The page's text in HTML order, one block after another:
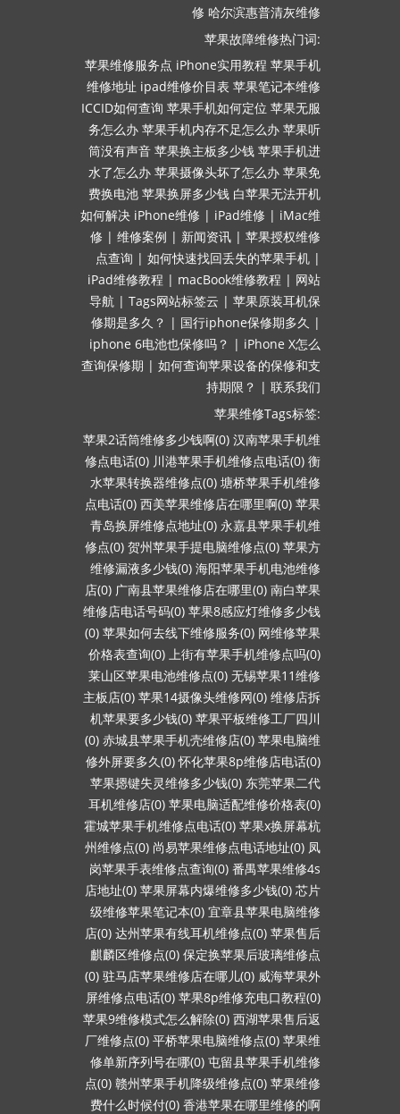
修 哈尔滨惠普清灰维修
苹果故障维修热门词:
苹果维修服务点 iPhone实用教程 苹果手机
维修地址 ipad维修价目表 苹果笔记本维修
ICCID如何查询 苹果手机如何定位 苹果无服
务怎么办 苹果手机内存不足怎么办 苹果听
筒没有声音 苹果换主板多少钱 苹果手机进
水了怎么办 苹果摄像头坏了怎么办 苹果免
费换电池 苹果换屏多少钱 白苹果无法开机
如何解决 iPhone维修 | iPad维修 | iMac维
修 | 维修案例 | 新闻资讯 | 苹果授权维修
点查询 | 如何快速找回丢失的苹果手机 |
iPad维修教程 | macBook维修教程 | 网站
导航 | Tags网站标签云 | 苹果原装耳机保
修期是多久？ | 国行iphone保修期多久 |
iphone 6电池也保修吗？ | iPhone X怎么
查询保修期 | 如何查询苹果设备的保修和支
持期限？ | 联系我们
苹果维修Tags标签:
苹果2话筒维修多少钱啊(0) 汉南苹果手机维
修点电话(0) 川港苹果手机维修点电话(0) 衡
水苹果转换器维修点(0) 塘桥苹果手机维修
点电话(0) 西美苹果维修店在哪里啊(0) 苹果
青岛换屏维修点地址(0) 永嘉县苹果手机维
修点(0) 贺州苹果手提电脑维修点(0) 苹果方
维修漏液多少钱(0) 海阳苹果手机电池维修
店(0) 广南县苹果维修店在哪里(0) 南白苹果
维修店电话号码(0) 苹果8感应灯维修多少钱
(0) 苹果如何去线下维修服务(0) 网维修苹果
价格表查询(0) 上街有苹果手机维修点吗(0)
莱山区苹果电池维修点(0) 无锡苹果11维修
主板店(0) 苹果14摄像头维修网(0) 维修店拆
机苹果要多少钱(0) 苹果平板维修工厂四川
(0) 赤城县苹果手机壳维修店(0) 苹果电脑维
修外屏要多久(0) 怀化苹果8p维修店电话(0)
苹果摁键失灵维修多少钱(0) 东莞苹果二代
耳机维修店(0) 苹果电脑适配维修价格表(0)
霍城苹果手机维修点电话(0) 苹果x换屏幕杭
州维修点(0) 尚易苹果维修点电话地址(0) 凤
岗苹果手表维修点查询(0) 番禺苹果维修4s
店地址(0) 苹果屏幕内爆维修多少钱(0) 芯片
级维修苹果笔记本(0) 宜章县苹果电脑维修
店(0) 达州苹果有线耳机维修点(0) 苹果售后
麒麟区维修点(0) 保定换苹果后玻璃维修点
(0) 驻马店苹果维修店在哪儿(0) 威海苹果外
屏维修点电话(0) 苹果8p维修充电口教程(0)
苹果9维修模式怎么解除(0) 西湖苹果售后返
厂维修点(0) 平桥苹果电脑维修点(0) 苹果维
修单新序列号在哪(0) 屯留县苹果手机维修
点(0) 赣州苹果手机降级维修点(0) 苹果维修
费什么时候付(0) 香港苹果在哪里维修的啊